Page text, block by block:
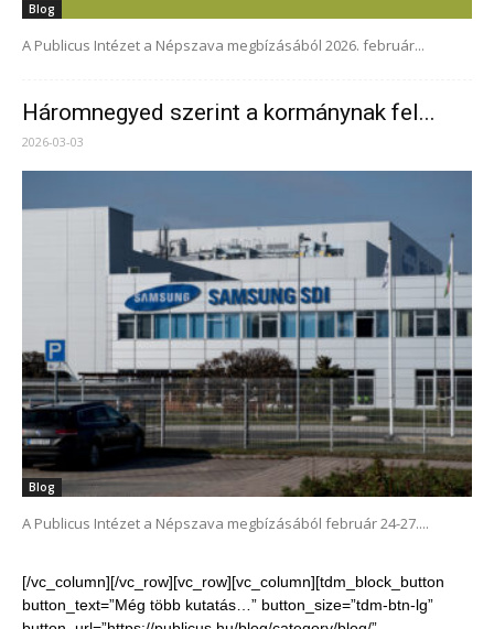
Blog
A Publicus Intézet a Népszava megbízásából 2026. február...
Háromnegyed szerint a kormánynak fel...
2026-03-03
Blog
A Publicus Intézet a Népszava megbízásából február 24-27....
[/vc_column][/vc_row][vc_row][vc_column][tdm_block_button
button_text=”Még több kutatás…” button_size=”tdm-btn-lg”